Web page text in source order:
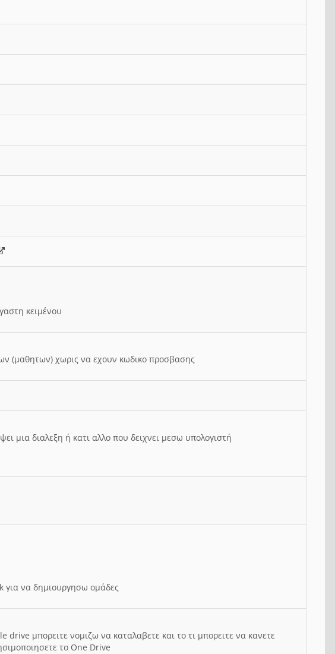
κειμένου
(μαθητων) χωρις να εχουν κωδικο προσβασης
μια διαλεξη ή κατι αλλο που δειχνει μεσω υπολογιστή
για να δημιουργησω ομάδες
μπορειτε νομιζω να καταλαβετε και το τι μπορειτε να κανετε
το One Drive